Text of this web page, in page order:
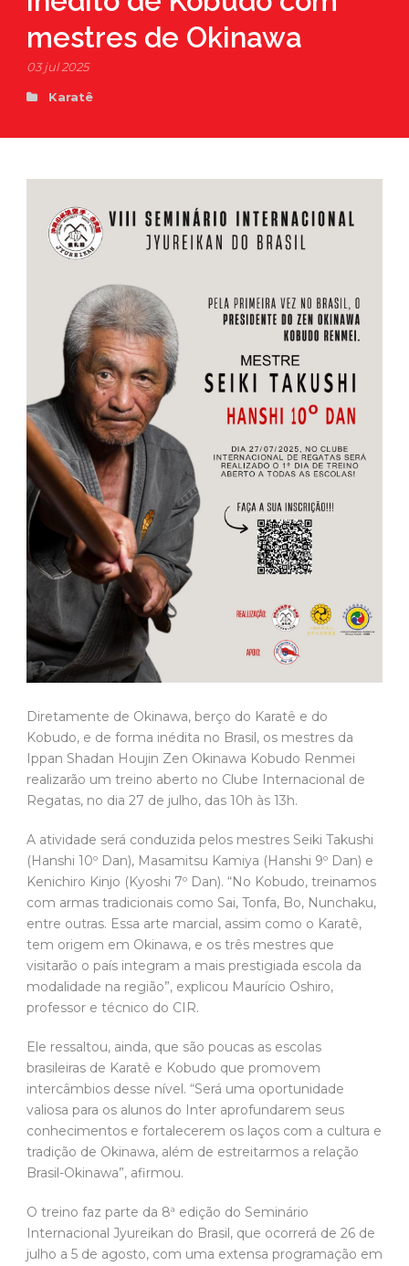
mestres de Okinawa
03 jul 2025
Karatê
Diretamente de Okinawa, berço do Karatê e do
Kobudo, e de forma inédita no Brasil, os mestres da
Ippan Shadan Houjin Zen Okinawa Kobudo Renmei
realizarão um treino aberto no Clube Internacional de
Regatas, no dia 27 de julho, das 10h às 13h.
A atividade será conduzida pelos mestres Seiki Takushi
(Hanshi 10º Dan), Masamitsu Kamiya (Hanshi 9º Dan) e
Kenichiro Kinjo (Kyoshi 7º Dan). “No Kobudo, treinamos
com armas tradicionais como Sai, Tonfa, Bo, Nunchaku,
entre outras. Essa arte marcial, assim como o Karatê,
tem origem em Okinawa, e os três mestres que
visitarão o país integram a mais prestigiada escola da
modalidade na região”, explicou Maurício Oshiro,
professor e técnico do CIR.
Ele ressaltou, ainda, que são poucas as escolas
brasileiras de Karatê e Kobudo que promovem
intercâmbios desse nível. “Será uma oportunidade
valiosa para os alunos do Inter aprofundarem seus
conhecimentos e fortalecerem os laços com a cultura e
tradição de Okinawa, além de estreitarmos a relação
Brasil-Okinawa”, afirmou.
O treino faz parte da 8ª edição do Seminário
Internacional Jyureikan do Brasil, que ocorrerá de 26 de
julho a 5 de agosto, com uma extensa programação em